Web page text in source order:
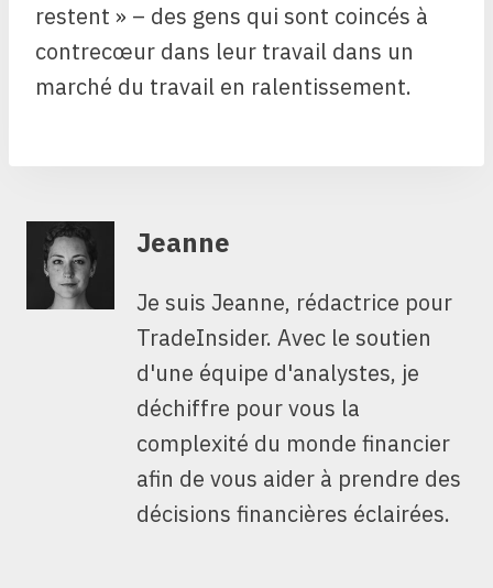
restent » – des gens qui sont coincés à
contrecœur dans leur travail dans un
marché du travail en ralentissement.
Jeanne
Je suis Jeanne, rédactrice pour
TradeInsider. Avec le soutien
d'une équipe d'analystes, je
déchiffre pour vous la
complexité du monde financier
afin de vous aider à prendre des
décisions financières éclairées.